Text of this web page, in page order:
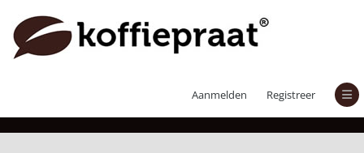
Aanmelden Registreer